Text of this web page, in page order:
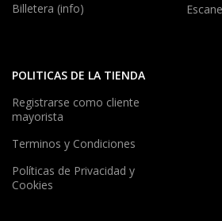
Billetera (info)
POLITICAS DE LA TIENDA
Registrarse como cliente
mayorista
Terminos y Condiciones
Políticas de Privacidad y
Cookies